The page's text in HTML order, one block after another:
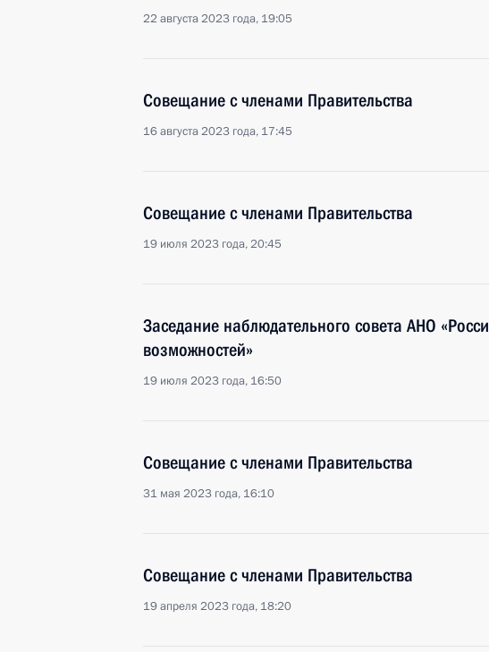
22 августа 2023 года, 19:05
Совещание с членами Правительства
16 августа 2023 года, 17:45
Совещание с членами Правительства
19 июля 2023 года, 20:45
Заседание наблюдательного совета АНО
возможностей»
19 июля 2023 года, 16:50
Совещание с членами Правительства
31 мая 2023 года, 16:10
Совещание с членами Правительства
19 апреля 2023 года, 18:20